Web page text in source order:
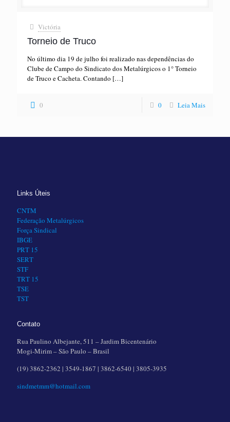
Victória
Torneio de Truco
No último dia 19 de julho foi realizado nas dependências do
Clube de Campo do Sindicato dos Metalúrgicos o 1° Torneio
de Truco e Cacheta. Contando […]
0 0 Leia Mais
Links Úteis
CNTM
Federação Metalúrgicos
Força Sindical
IBGE
PRT 15
SERT
STF
TRT 15
TSE
TST
Contato
Rua Paulino Albejante, 511 – Jardim Bicentenário
Mogi-Mirim – São Paulo – Brasil
(19) 3862-2362 | 3549-1867 | 3862-6540 | 3805-3935
sindmetmm@hotmail.com